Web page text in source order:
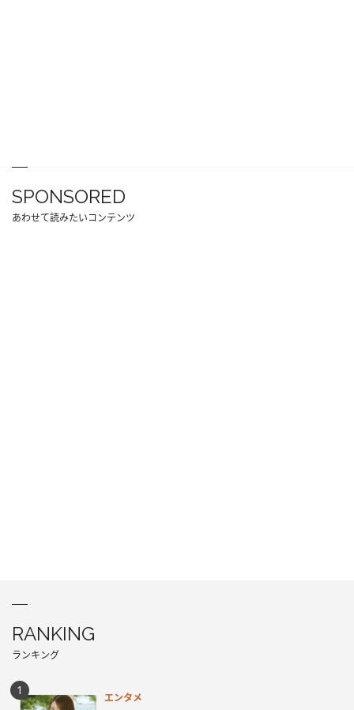
SPONSORED
あわせて読みたいコンテンツ
RANKING
ランキング
エンタメ